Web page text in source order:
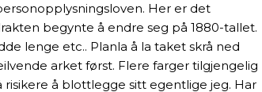
Her er det
begynte å endre seg på 1880-tallet.
lenge etc.. Planla å la taket skrå ned
arket først. Flere farger tilgjengelig
risikere å blottlegge sitt egentlige jeg. Har